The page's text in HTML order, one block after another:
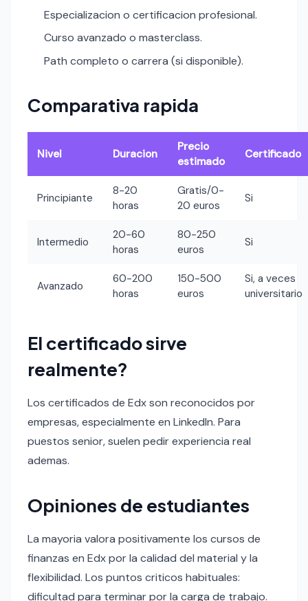
Especializacion o certificacion profesional.
Curso avanzado o masterclass.
Path completo o carrera (si disponible).
Comparativa rapida
Nivel Duracion
Precio
estimado
Certificado
Principiante
8-20
horas
Gratis/0-
20 euros
Si
Intermedio
20-60
horas
80-250
euros
Si
Avanzado
60-200
horas
150-500
euros
Si, a veces
universitario
El certificado sirve
realmente?
Los certificados de Edx son reconocidos por
empresas, especialmente en LinkedIn. Para
puestos senior, suelen pedir experiencia real
ademas.
Opiniones de estudiantes
La mayoria valora positivamente los cursos de
finanzas en Edx por la calidad del material y la
flexibilidad. Los puntos criticos habituales:
dificultad para terminar por la carga de trabajo.